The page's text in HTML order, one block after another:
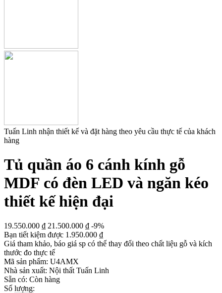
Tuấn Linh nhận thiết kế và đặt hàng theo yêu cầu thực tế của khách
hàng
Tủ quần áo 6 cánh kính gỗ
MDF có đèn LED và ngăn kéo
thiết kế hiện đại
19.550.000 ₫ 21.500.000 ₫ -9%
Bạn tiết kiệm được 1.950.000 ₫
Giá tham khảo, báo giá sp có thể thay đổi theo chất liệu gỗ và kích
thước đo thực tế
Mã sản phẩm: U4AMX
Nhà sản xuất: Nội thất Tuấn Linh
Sẵn có: Còn hàng
Số lượng: